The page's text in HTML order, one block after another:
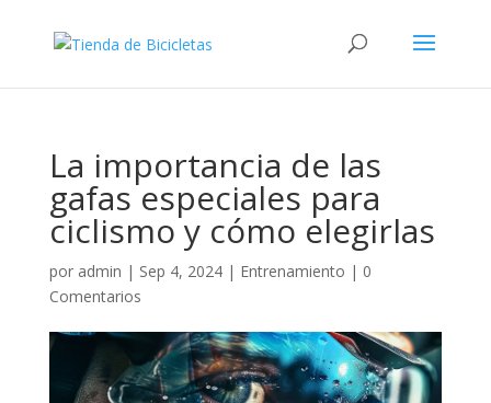
La importancia de las
gafas especiales para
ciclismo y cómo elegirlas
por admin | Sep 4, 2024| Entrenamiento | 0
Comentarios